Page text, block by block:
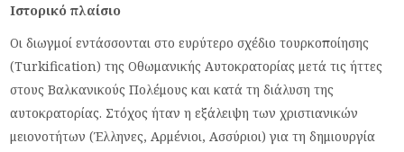
Ιστορικό πλαίσιο
Οι διωγμοί εντάσσονται στο ευρύτερο σχέδιο τουρκοποίησης
(Turkification) της Οθωμανικής Αυτοκρατορίας μετά τις ήττες
στους Βαλκανικούς Πολέμους και κατά τη διάλυση της
αυτοκρατορίας. Στόχος ήταν η εξάλειψη των χριστιανικών
μειονοτήτων (Έλληνες, Αρμένιοι, Ασσύριοι) για τη δημιουργία